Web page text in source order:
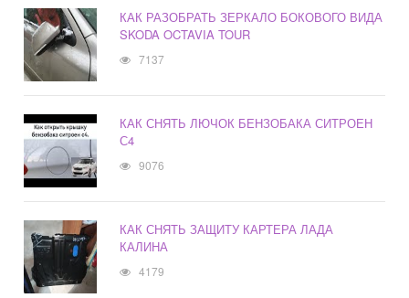
КАК РАЗОБРАТЬ ЗЕРКАЛО БОКОВОГО ВИДА
SKODA OCTAVIA TOUR
7137
КАК СНЯТЬ ЛЮЧОК БЕНЗОБАКА СИТРОЕН
С4
9076
КАК СНЯТЬ ЗАЩИТУ КАРТЕРА ЛАДА
КАЛИНА
4179